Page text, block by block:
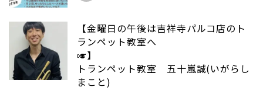
【金曜日の午後は吉祥寺パルコ店のト
ランペット教室へ
🎺
トランペット教室 五十嵐誠(いがらし
まこと)